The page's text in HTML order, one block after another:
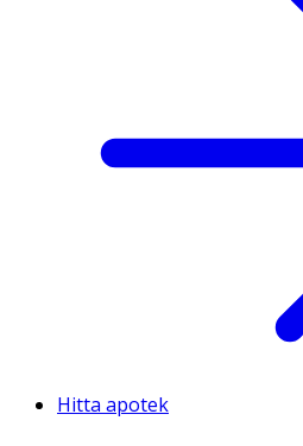
Hitta apotek